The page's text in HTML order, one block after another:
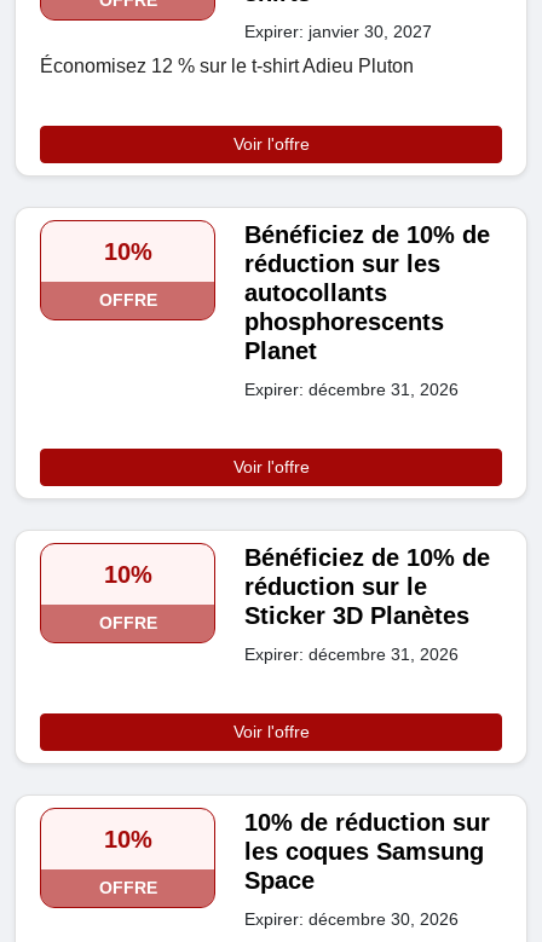
Expirer: janvier 30, 2027
Économisez 12 % sur le t-shirt Adieu Pluton
Voir l'offre
10%
OFFRE
Bénéficiez de 10% de
réduction sur les
autocollants
phosphorescents
Planet
Expirer: décembre 31, 2026
Voir l'offre
10%
OFFRE
Bénéficiez de 10% de
réduction sur le
Sticker 3D Planètes
Expirer: décembre 31, 2026
Voir l'offre
10%
OFFRE
10% de réduction sur
les coques Samsung
Space
Expirer: décembre 30, 2026